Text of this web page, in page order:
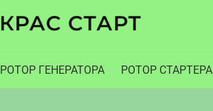
РОТОР ГЕНЕРАТОРА РОТОР СТАРТЕРА